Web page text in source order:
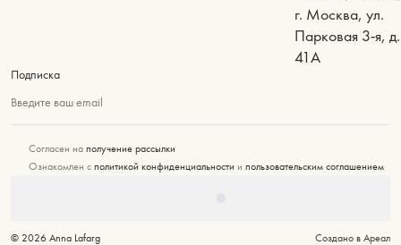
г. Москва, ул.
Парковая 3-я, д.
41А
Подписка
Введите ваш email
Согласен на получение рассылки
Ознакомлен с политикой конфиденциальности и пользовательским соглашением
© 2026 Anna Lafarg Создано в Ареал